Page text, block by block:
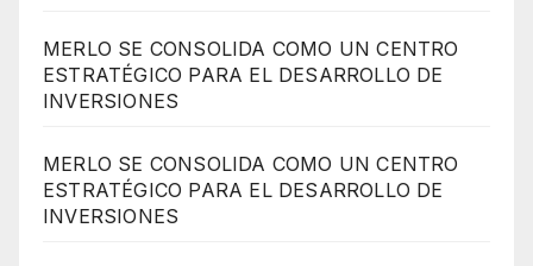
MERLO SE CONSOLIDA COMO UN CENTRO
ESTRATÉGICO PARA EL DESARROLLO DE
INVERSIONES
MERLO SE CONSOLIDA COMO UN CENTRO
ESTRATÉGICO PARA EL DESARROLLO DE
INVERSIONES